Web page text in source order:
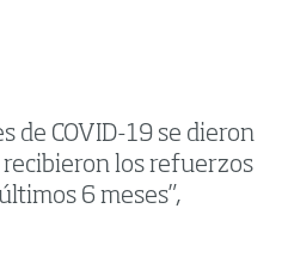
de COVID-19 se dieron
los refuerzos
6 meses”,